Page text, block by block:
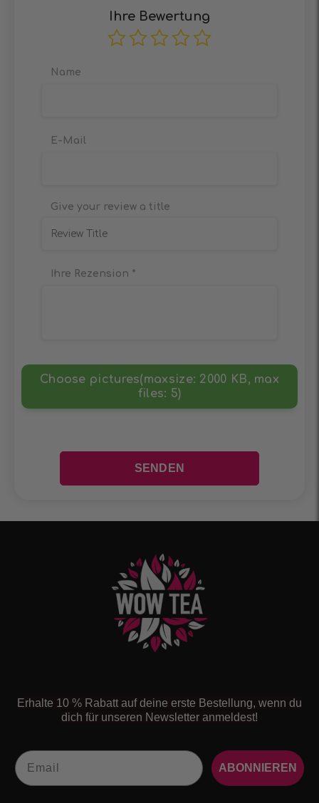
Give your review a title
Ihre Bewertung
Ihre Rezension *
Choose pictures(maxsize: 2000 KB, max
files: 5)
Name
E-Mail
Erhalte 10 % Rabatt auf deine erste Bestellung, wenn du
dich für unseren Newsletter anmeldest!
Email
ABONNIEREN